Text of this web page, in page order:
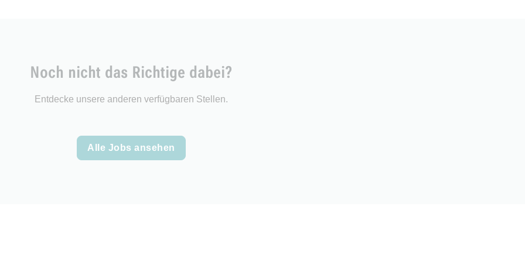
Noch nicht das Richtige dabei?
Entdecke unsere anderen verfügbaren Stellen.
Alle Jobs ansehen